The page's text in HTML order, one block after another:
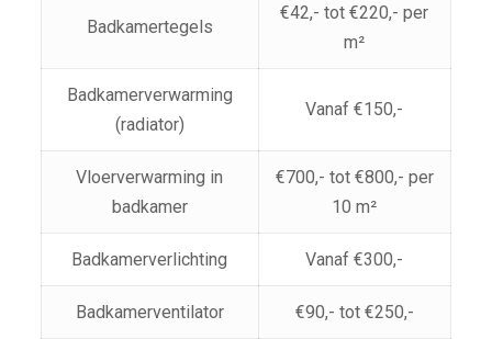
Badkamertegels
€42,- tot €220,- per
m²
Badkamerverwarming
(radiator)
Vanaf €150,-
Vloerverwarming in
badkamer
€700,- tot €800,- per
10 m²
Badkamerverlichting Vanaf €300,-
Badkamerventilator €90,- tot €250,-